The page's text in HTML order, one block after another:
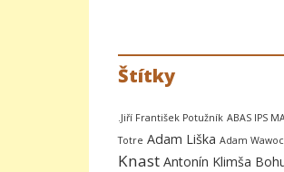
Štítky
.Jiří František Potužník ABAS IPS
Totre Adam Liška Adam
Knast Antonín Klimša